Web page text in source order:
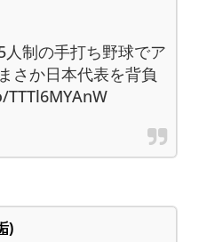
制の手打ち野球でア
さか日本代表を背負
)